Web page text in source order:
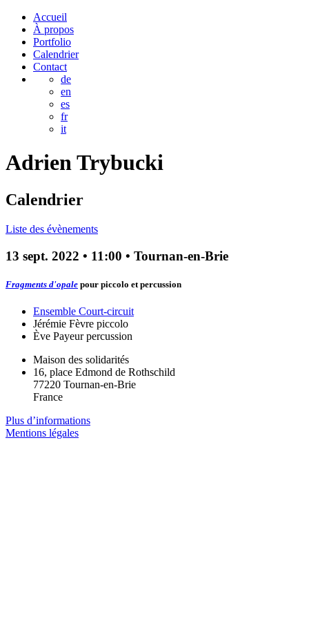
Accueil
À propos
Portfolio
Calendrier
Contact
de
en
es
fr
it
AdrienTrybucki
Calendrier
Liste des évènements
13 sept. 2022 • 11:00 • Tournan-en-Brie
Fragments d'opale pour piccolo et percussion
Ensemble Court-circuit
Jérémie Fèvre piccolo
Ève Payeurpercussion
Maison des solidarités
16, place Edmond de Rothschild
77220 Tournan-en-Brie
France
Plus d’informations
Mentions légales